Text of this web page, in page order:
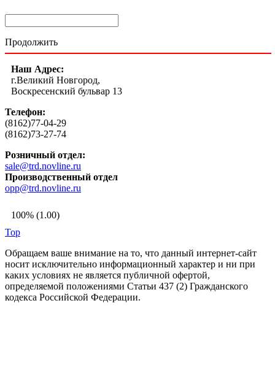
Продолжить
Наш Адрес:
г.Великий Новгород,
Воскресенский бульвар 13
Телефон:
(8162)77-04-29
(8162)73-27-74
Розничный отдел:
sale@trd.novline.ru
Производственный отдел
opp@trd.novline.ru
100% (1.00)
Top
Обращаем ваше внимание на то, что данный интернет-сайт
носит исключительно информационный характер и ни при
каких условиях не является публичной офертой,
определяемой положениями Статьи 437 (2) Гражданского
кодекса Российской Федерации.